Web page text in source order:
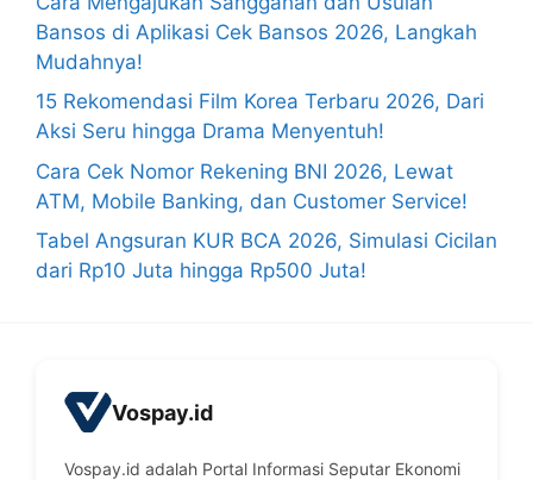
Bansos di Aplikasi Cek Bansos 2026, Langkah
Mudahnya!
15 Rekomendasi Film Korea Terbaru 2026, Dari
Aksi Seru hingga Drama Menyentuh!
Cara Cek Nomor Rekening BNI 2026, Lewat
ATM, Mobile Banking, dan Customer Service!
Tabel Angsuran KUR BCA 2026, Simulasi Cicilan
dari Rp10 Juta hingga Rp500 Juta!
Vospay.id
Vospay.id adalah Portal Informasi Seputar Ekonomi